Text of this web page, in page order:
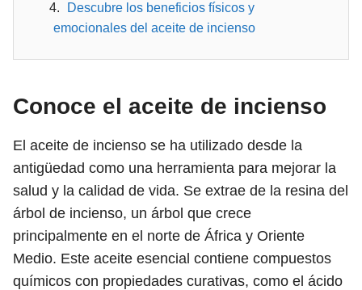
Descubre los beneficios físicos y
emocionales del aceite de incienso
Conoce el aceite de incienso
El aceite de incienso se ha utilizado desde la
antigüedad como una herramienta para mejorar la
salud y la calidad de vida. Se extrae de la resina del
árbol de incienso, un árbol que crece
principalmente en el norte de África y Oriente
Medio. Este aceite esencial contiene compuestos
químicos con propiedades curativas, como el ácido